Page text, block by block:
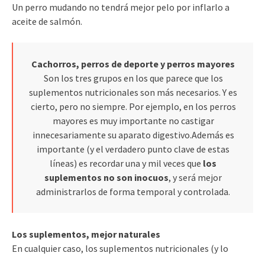
Un perro mudando no tendrá mejor pelo por inflarlo a
aceite de salmón.
Cachorros, perros de deporte y perros mayores
Son los tres grupos en los que parece que los
suplementos nutricionales son más necesarios. Y es
cierto, pero no siempre. Por ejemplo, en los perros
mayores es muy importante no castigar
innecesariamente su aparato digestivo.Además es
importante (y el verdadero punto clave de estas
líneas) es recordar una y mil veces que los
suplementos no son inocuos, y será mejor
administrarlos de forma temporal y controlada.
Los suplementos, mejor naturales
En cualquier caso, los suplementos nutricionales (y lo